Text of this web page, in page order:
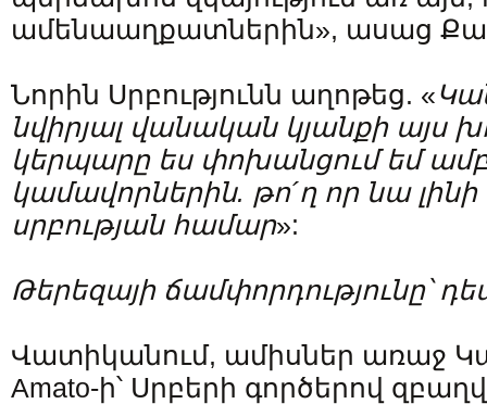
ամենաաղքատներին», ասաց
Նորին Սրբությունն աղոթեց. «
նվիրյալ վանական կյանքի այս
կերպարը ես փոխանցում եմ
կամավորներին. թո´ղ որ նա լինի
սրբության համար»:
Թերեզայի ճամփորդությունը՝
Վատիկանում, ամիսներ առաջ
Amato-ի՝ Սրբերի գործերով